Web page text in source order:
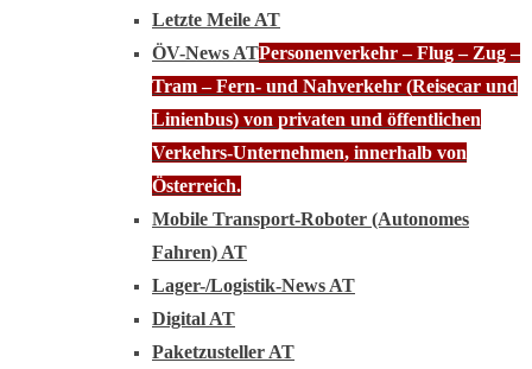
Letzte Meile AT
ÖV-News ATPersonenverkehr – Flug – Zug –
Tram – Fern- und Nahverkehr (Reisecar und
Linienbus) von privaten und öffentlichen
Verkehrs-Unternehmen, innerhalb von
Österreich.
Mobile Transport-Roboter (Autonomes
Fahren) AT
Lager-/Logistik-News AT
Digital AT
Paketzusteller AT